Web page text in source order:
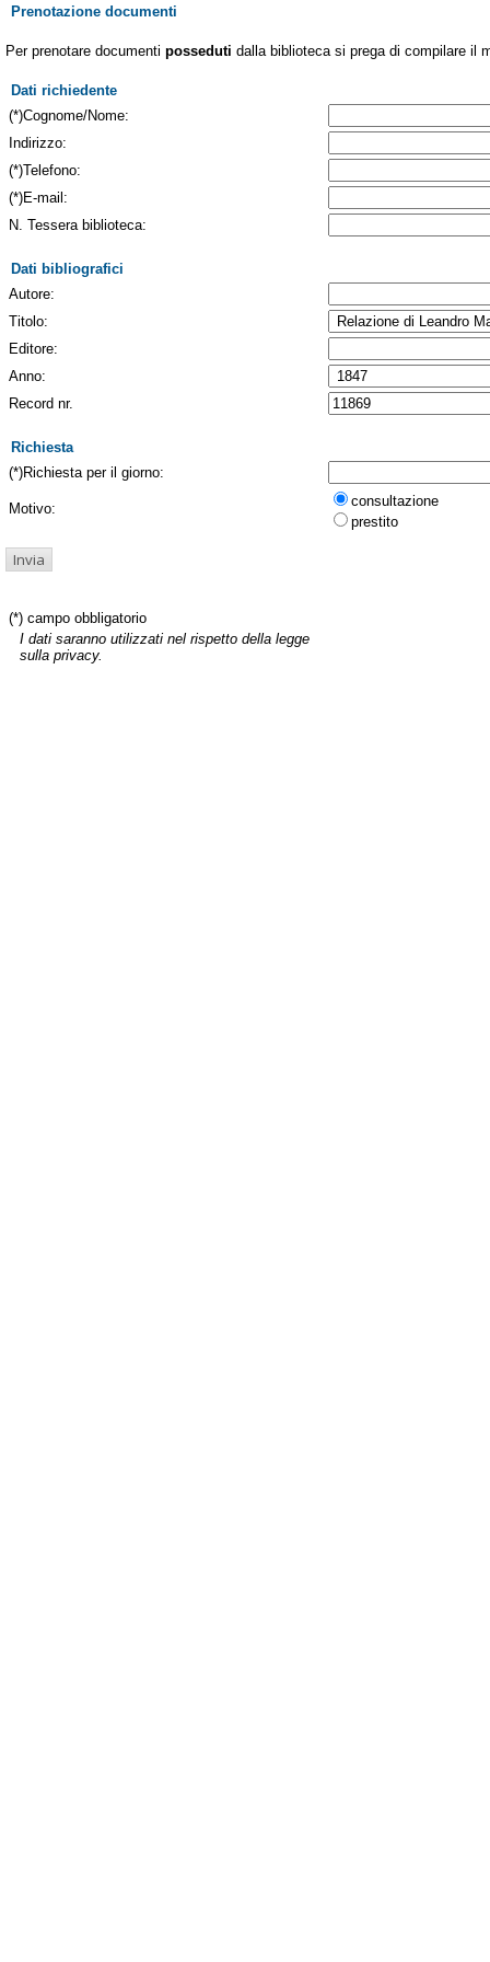
Prenotazione documenti
Per prenotare documenti posseduti dalla biblioteca si prega di compilare il
Dati richiedente
(*)Cognome/Nome:
Indirizzo:
(*)Telefono:
(*)E-mail:
N. Tessera biblioteca:
Dati bibliografici
Autore:
Titolo:
Editore:
Anno:
Record nr.
Richiesta
(*)Richiesta per il giorno:
Motivo:
consultazione
prestito
(*) campo obbligatorio
I dati saranno utilizzati nel rispetto della legge
sulla privacy.